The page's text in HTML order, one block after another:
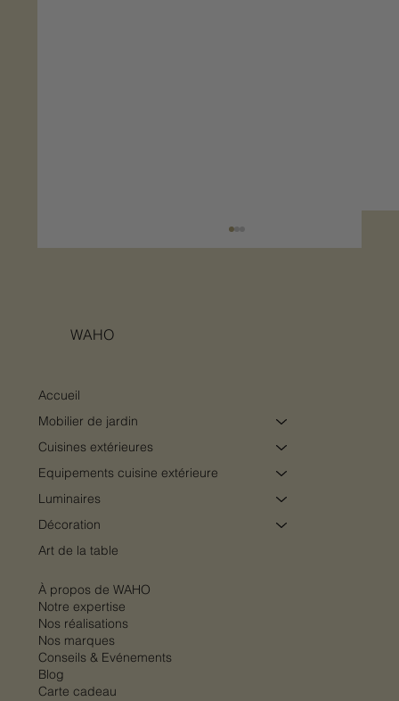
véritable pièce de vie extérieure
WAHO
Accueil
Mobilier de jardin
Cuisines extérieures
Equipements cuisine extérieure
Luminaires
Décoration
Art de la table
À propos de WAHO
Notre expertise
Nos réalisations
Nos marques
Conseils & Evénements
Blog
Carte cadeau